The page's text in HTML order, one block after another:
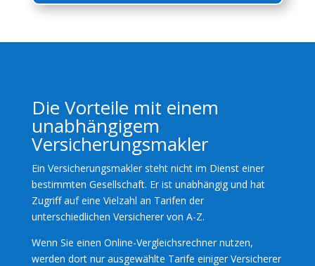
Die Vorteile mit einem
unabhängigem
Versicherungsmakler
Ein Versicherungsmakler steht nicht im Dienst einer
bestimmten Gesellschaft. Er ist unabhängig und hat
Zugriff auf eine Vielzahl an Tarifen der
unterschiedlichen Versicherer von A-Z.
Wenn Sie einen Online-Vergleichsrechner nutzen,
werden dort nur ausgewählte Tarife einiger Versicherer